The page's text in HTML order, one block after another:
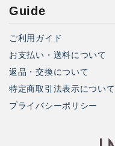
Guide
ご利用ガイド
お支払い・送料について
返品・交換について
特定商取引法表示について
プライバシーポリシー